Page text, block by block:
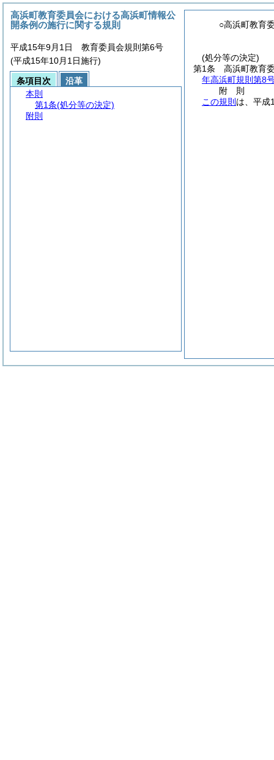
○高浜町教育
(処分等の決定)
第1条
高浜町教育
年高浜町規則第8
附 則
この規則 は、平成
高浜町教育委員会における高浜町情報公
開条例の施行に関する規則
平成15年9月1日 教育委員会規則第6号
(平成15年10月1日施行)
条項目次
沿革
本則
第1条(処分等の決定)
附則